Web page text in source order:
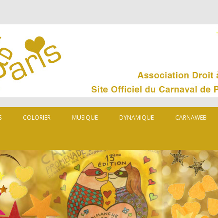
COLORIER MUSIQUE DYNAMIQUE
PARTENAIRES
PRESSE
CARNAWEB
CARNAVAL
QUELQUES